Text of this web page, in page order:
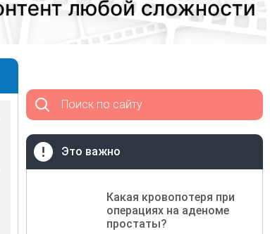
Поиск по сайту
Это важно
Какая кровопотеря при
операциях на аденоме
простаты?